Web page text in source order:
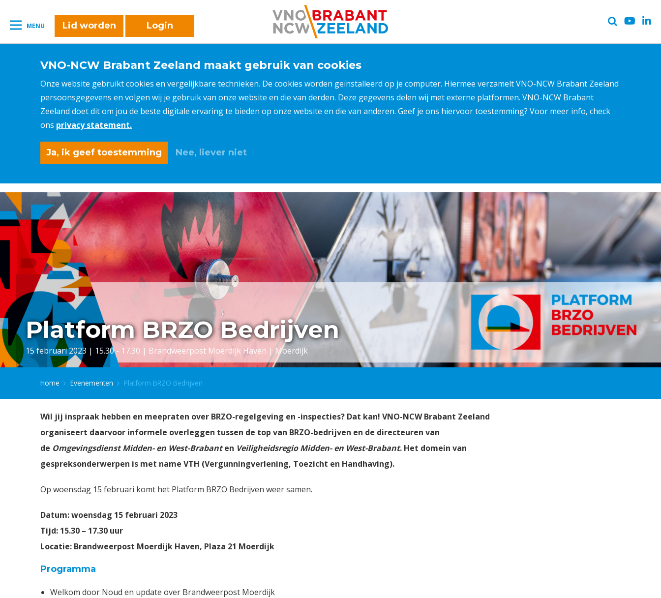
MENU Lid worden Login
VNO-NCW Brabant Zeeland maakt gebruik van cookies
Onze website gebruikt cookies en vergelijkbare technieken. De cookies worden geïnstalleerd op je computer. Hiermee verzamelt VNO-NCW Brabant Zeeland
persoonsgegevens en volgen wij je gebruik van onze website en die van derden. Deze gegevens delen wij met externe platformen. VNO-NCW Brabant
Zeeland doet dit om jou de beste digitale ervaring te bieden op onze website en die van anderen. Geef je ons hiervoor toestemming? Voor meer info, check
ons privacy statement.
Ja, ik geef toestemming Nee, liever niet
Platform BRZO Bedrijven
15 februari 2023 | 15.30 - 17.30 | Brandweerpost Moerdijk Haven | Moerdijk
Home Evenementen Platform BRZO Bedrijven
Wil jij inspraak hebben en meepraten over BRZO-regelgeving en -inspecties? Dat kan! VNO-NCW Brabant Zeeland
organiseert daarvoor informele overleggen tussen de top van BRZO-bedrijven en de directeuren van
de Omgevingsdienst Midden- en West-Brabanten Veiligheidsregio Midden- en West-Brabant. Het domein van
gespreksonderwerpen is met name VTH (Vergunningverlening, Toezicht en Handhaving).
Op woensdag 15 februari komt het Platform BRZO Bedrijven weer samen.
Datum: woensdag 15 februari 2023
Tijd: 15.30 – 17.30 uur
Locatie: Brandweerpost Moerdijk Haven, Plaza 21 Moerdijk
Programma
Welkom door Noud en update over Brandweerpost Moerdijk